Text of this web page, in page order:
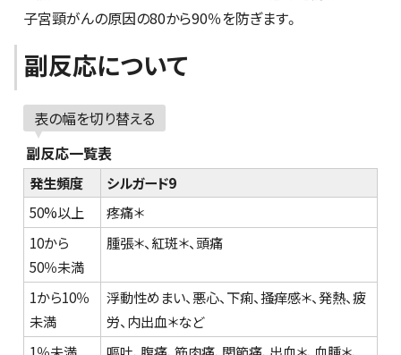
子宮頸がんの原因の80から90％を防ぎます。
副反応について
表の幅を切り替える
副反応一覧表
発生頻度
シルガード9
50%以上
疼痛＊
10から
50％未満
腫張＊、紅斑＊、頭痛
1から10％
未満
浮動性めまい、悪心、下痢、掻痒感＊、発熱、疲
労、内出血＊など